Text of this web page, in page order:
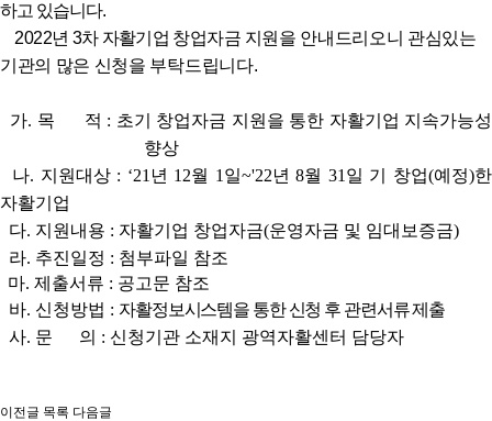
하고 있습니다.
2022년 3차 자활기업 창업자금지원을 안내드리오니 관심있는
기관의 많은 신청을 부탁드립니다.
가. 목 적 : 초기 창업자금 지원을 통한 자활기업 지속가능성
향상
나. 지원대상 : ‘21년 12월 1일~'22년 8월 31일 기 창업(예정)한
자활기업
다. 지원내용 : 자활기업 창업자금(운영자금 및 임대보증금)
라. 추진일정 : 첨부파일 참조
마. 제출서류 : 공고문 참조
바. 신청방법 : 자활정보시스템을 통한 신청 후 관련서류 제출
사. 문 의 : 신청기관 소재지 광역자활센터 담당자
이전글 목록 다음글